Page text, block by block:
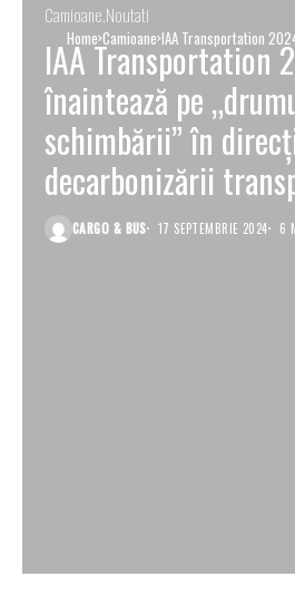
Home Camioane IAA Transportation
schimbării” în direcția
Camioane Noutati
IAA Transportation
înaintează pe
schimbării” în
decarbonizării
CARGO & BUS 17 SEPTEMBRIE 2024 6